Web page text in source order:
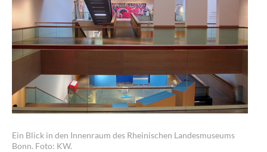
Ein Blick in den Innenraum des Rheinischen Landesmuseums
Bonn. Foto: KW.